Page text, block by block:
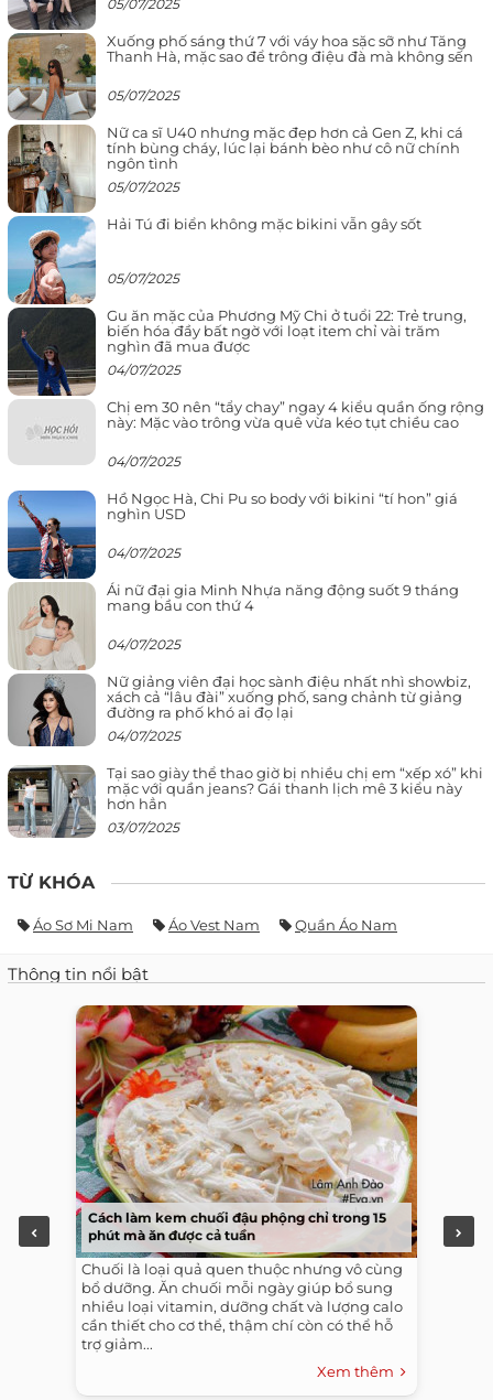
05/07/2025
Xuống phố sáng thứ 7 với váy hoa sặc sỡ như Tăng
Thanh Hà, mặc sao để trông điệu đà mà không sến
05/07/2025
Nữ ca sĩ U40 nhưng mặc đẹp hơn cả Gen Z, khi cá
tính bùng cháy, lúc lại bánh bèo như cô nữ chính
ngôn tình
05/07/2025
Hải Tú đi biển không mặc bikini vẫn gây sốt
05/07/2025
Gu ăn mặc của Phương Mỹ Chi ở tuổi 22: Trẻ trung,
biến hóa đầy bất ngờ với loạt item chỉ vài trăm
nghìn đã mua được
04/07/2025
Chị em 30 nên “tẩy chay” ngay 4 kiểu quần ống rộng
này: Mặc vào trông vừa quê vừa kéo tụt chiều cao
04/07/2025
Hồ Ngọc Hà, Chi Pu so body với bikini “tí hon” giá
nghìn USD
04/07/2025
Ái nữ đại gia Minh Nhựa năng động suốt 9 tháng
mang bầu con thứ 4
04/07/2025
Nữ giảng viên đại học sành điệu nhất nhì showbiz,
xách cả “lâu đài” xuống phố, sang chảnh từ giảng
đường ra phố khó ai đọ lại
04/07/2025
Tại sao giày thể thao giờ bị nhiều chị em “xếp xó” khi
mặc với quần jeans? Gái thanh lịch mê 3 kiểu này
hơn hẳn
03/07/2025
TỪ KHÓA
Áo Sơ Mi Nam Áo Vest Nam Quần Áo Nam
Thông tin nổi bật
Cách làm kem chuối đậu phộng chỉ trong 15
phút mà ăn được cả tuần
Chuối là loại quả quen thuộc nhưng vô cùng
bổ dưỡng. Ăn chuối mỗi ngày giúp bổ sung
nhiều loại vitamin, dưỡng chất và lượng calo
cần thiết cho cơ thể, thậm chí còn có thể hỗ
trợ giảm...
Xem thêm